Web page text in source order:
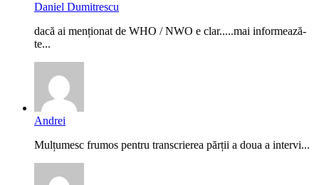
Daniel Dumitrescu
dacă ai menționat de WHO / NWO e clar.....mai informează-
te...
Andrei
Mulțumesc frumos pentru transcrierea părții a doua a intervi...